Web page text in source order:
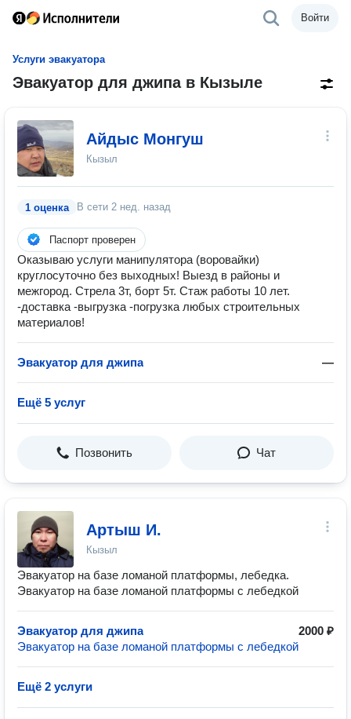
Войти
Услуги эвакуатора
Эвакуатор для джипа в Кызыле
Айдыс Монгуш
Кызыл
1 оценка В сети 2 нед. назад
Паспорт проверен
Оказываю услуги манипулятора (воровайки)
круглосуточно без выходных! Выезд в районы и
межгород. Стрела 3т, борт 5т. Стаж работы 10 лет.
-доставка -выгрузка -погрузка любых строительных
материалов!
Эвакуатор для джипа —
Ещё 5 услуг
Позвонить Чат
Артыш И.
Кызыл
Эвакуатор на базе ломаной платформы, лебедка.
Эвакуатор на базе ломаной платформы с лебедкой
Эвакуатор для джипа
2000 ₽
Эвакуатор на базе ломаной платформы с лебедкой
Ещё 2 услуги